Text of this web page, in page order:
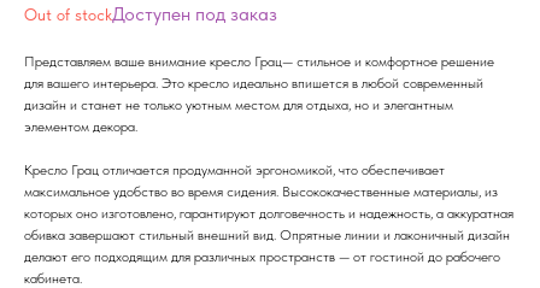
Out of stock
Представляем ваше внимание кресло Грац— стильное и комфортное решение
для вашего интерьера. Это кресло идеально впишется в любой современный
дизайн и станет не только уютным местом для отдыха, но и элегантным
элементом декора.
Кресло Грац отличается продуманной эргономикой, что обеспечивает
максимальное удобство во время сидения. Высококачественные материалы, из
которых оно изготовлено, гарантируют долговечность и надежность, а аккуратная
обивка завершают стильный внешний вид. Опрятные линии и лаконичный дизайн
делают его подходящим для различных пространств — от гостиной до рабочего
кабинета.